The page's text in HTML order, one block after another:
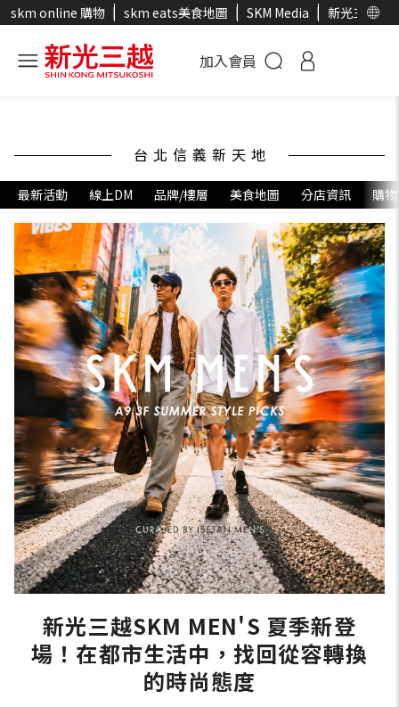
skm online 購物 skm eats美食地圖 SKM Media 新光三越官
加入會員
台北信義新天地
最新活動 線上DM 品牌/樓層 美食地圖 分店資訊 購
新光三越SKM MEN'S 夏季新登
場！在都市生活中，找回從容轉換
的時尚態度